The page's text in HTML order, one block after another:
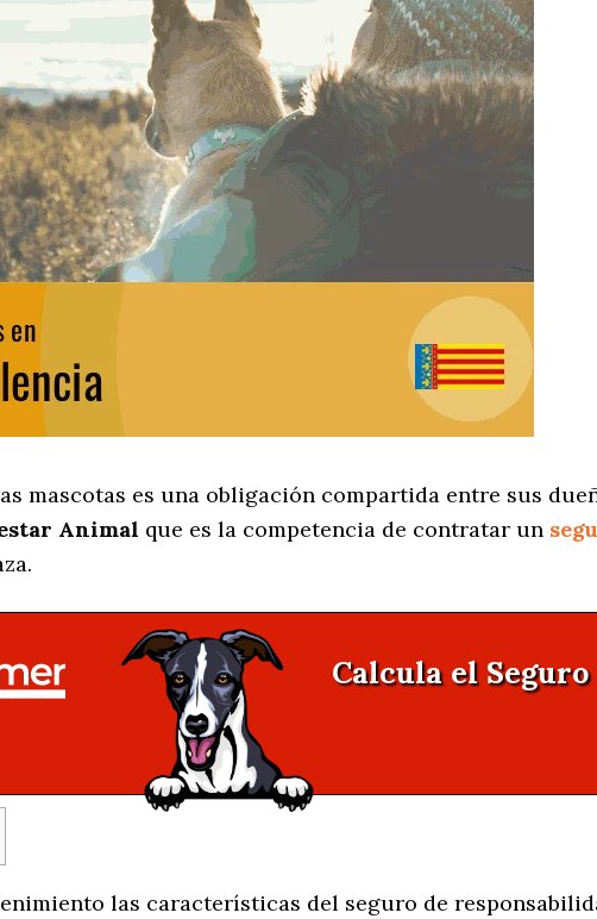
mascotas es una obligación compartida entre sus
Animal que es la competencia de contratar un
Calcula el
las características del seguro de